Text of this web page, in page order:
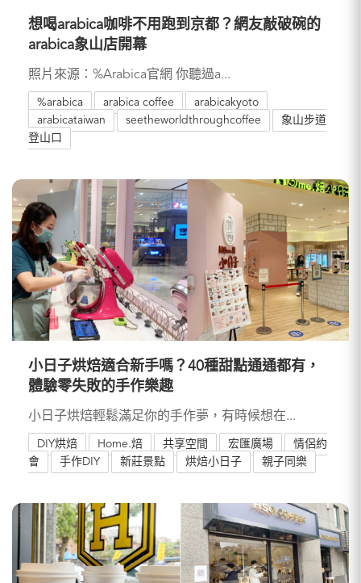
想喝arabica咖啡不用跑到京都？網友敲破碗的
arabica象山店開幕
照片來源：%Arabica官網 你聽過a...
%arabica arabica coffee
arabicakyoto
arabicataiwan
seetheworldthroughcoffee
象山步道
登山口
小日子烘焙適合新手嗎？40種甜點通通都有，
體驗零失敗的手作樂趣
小日子烘焙輕鬆滿足你的手作夢，有時候想在...
DIY烘焙 Home.焙 共享空間 宏匯廣場
情侶約
會
手作DIY 新莊景點 烘焙小日子 親子同樂